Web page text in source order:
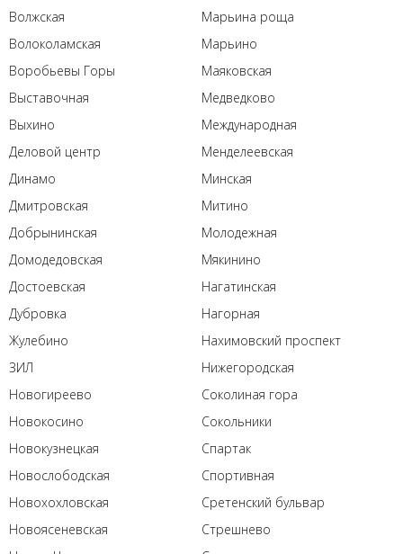
Волжская
Волоколамская
Воробьевы Горы
Выставочная
Выхино
Деловой центр
Динамо
Дмитровская
Добрынинская
Домодедовская
Достоевская
Дубровка
Жулебино
ЗИЛ
Марьина роща
Марьино
Маяковская
Медведково
Международная
Менделеевская
Минская
Митино
Молодежная
Мякинино
Нагатинская
Нагорная
Нахимовский проспект
Нижегородская
Новогиреево
Новокосино
Новокузнецкая
Новослободская
Новохохловская
Новоясеневская
Соколиная гора
Сокольники
Спартак
Спортивная
Сретенский бульвар
Стрешнево